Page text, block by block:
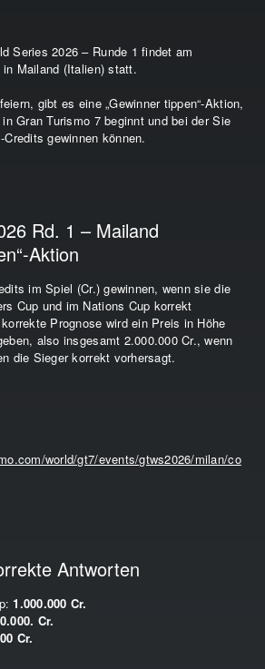
Series 2026 – Runde 1 findet am
Mailand (Italien) statt.
gibt es eine „Gewinner tippen“-Aktion,
Gran Turismo 7 beginnt und bei der Sie
gewinnen können.
Rd. 1 – Mailand
Aktion
im Spiel (Cr.) gewinnen, wenn sie die
Cup und im Nations Cup korrekt
Prognose wird ein Preis in Höhe
also insgesamt 2.000.000 Cr., wenn
die Sieger korrekt vorhersagt.
world/gt7/events/gtws2026/milan/co
Antworten
1.000.000 Cr.
Cr.
Cr.